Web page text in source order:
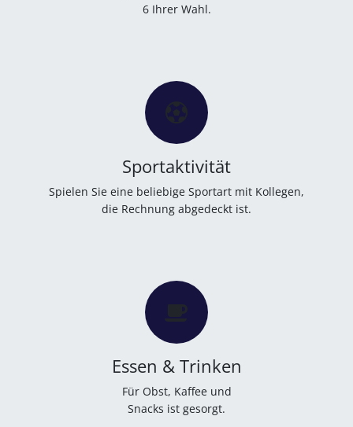
6 Ihrer Wahl.
Sportaktivität
Spielen Sie eine beliebige Sportart mit Kollegen,
die Rechnung abgedeckt ist.
Essen & Trinken
Für Obst, Kaffee und
Snacks ist gesorgt.